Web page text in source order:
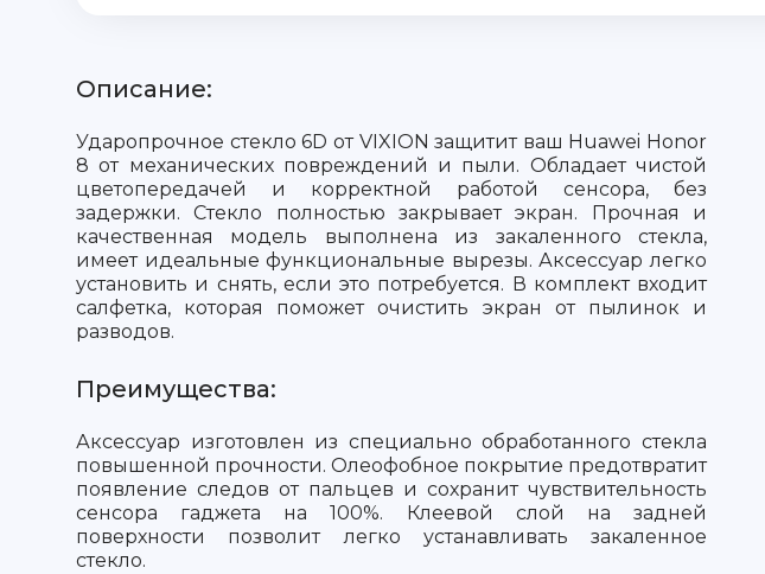
Описание:
Ударопрочное стекло 6D от VIXION защитит ваш Huawei Honor
8 от механических повреждений и пыли. Обладает чистой
цветопередачей и корректной работой сенсора, без
задержки. Стекло полностью закрывает экран. Прочная и
качественная модель выполнена из закаленного стекла,
имеет идеальные функциональные вырезы. Аксессуар легко
установить и снять, если это потребуется. В комплект входит
салфетка, которая поможет очистить экран от пылинок и
разводов.
Преимущества:
Аксессуар изготовлен из специально обработанного стекла
повышенной прочности. Олеофобное покрытие предотвратит
появление следов от пальцев и сохранит чувствительность
сенсора гаджета на 100%. Клеевой слой на задней
поверхности позволит легко устанавливать закаленное
стекло.